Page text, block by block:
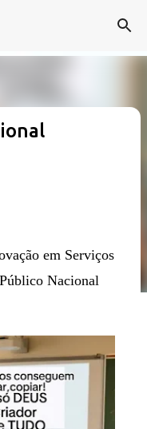
principal
em Serviços
Nacional